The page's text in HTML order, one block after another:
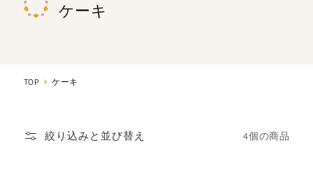
ケーキ
TOP ケーキ
絞り込みと並び替え 4個の商品